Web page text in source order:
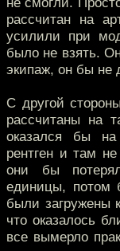
рассчитан на
усилили при
было не взять.
экипаж, он бы не
С другой
рассчитаны на
оказался бы
рентген и там
они бы
единицы, потом
были загружены
что оказалось
все вымерло